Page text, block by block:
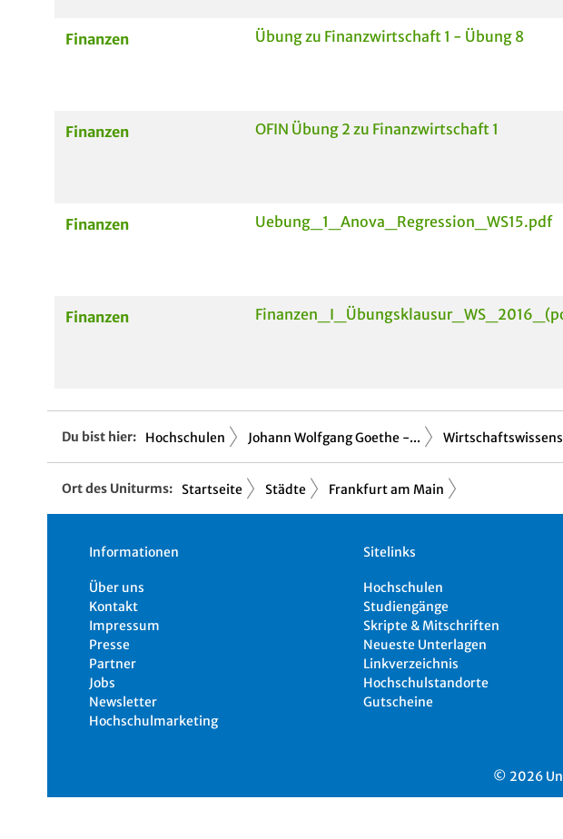
Finanzen Übung zu Finanzwirtschaft 1 - Übung 8
Finanzen OFIN Übung 2 zu Finanzwirtschaft 1
Finanzen Uebung_1_Anova_Regression_WS15.pdf
Finanzen
Du bist hier: Hochschulen Johann Wolfgang Goethe -...
Ort des Uniturms: Startseite Städte Frankfurt am Main
Informationen
Über uns
Kontakt
Impressum
Presse
Partner
Jobs
Newsletter
Hochschulmarketing
Sitelinks
Hochschulen
Studiengänge
Skripte & Mitschriften
Neueste Unterlagen
Linkverzeichnis
Hochschulstandorte
Gutscheine
© 2026